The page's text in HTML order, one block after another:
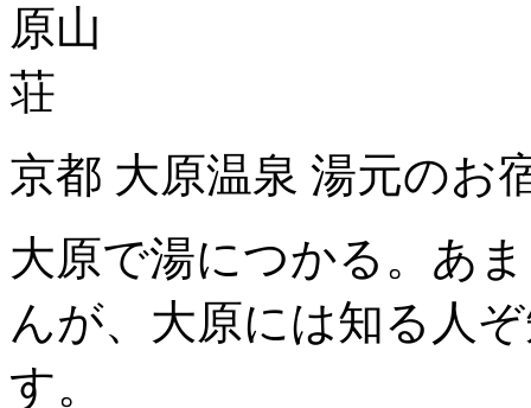
京都 大原温泉 湯元の
大原で湯につかる。あ
んが、大原には知る人
す。